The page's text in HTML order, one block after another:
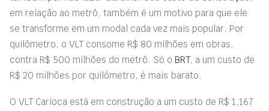
em relação ao metrô, também é um motivo para que ele
se transforme em um modal cada vez mais popular. Por
quilômetro, o VLT consome R$ 80 milhões em obras,
contra R$ 500 milhões do metrô. Só o BRT, a um custo de
R$ 20 milhões por quilômetro, é mais barato.
O VLT Carioca está em construção a um custo de R$ 1,167